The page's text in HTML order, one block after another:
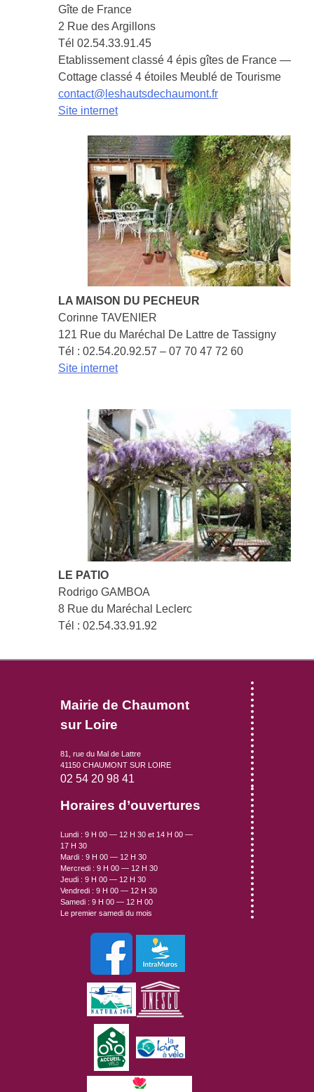
LA PAROISSE
CIMETIERE
CRÉMATORIUM
LA FIBRE
VIE ÉCONOMIQUE
BARS – RESTAURANTS
COMMERÇANTS
PORTAIL DES ENTREPRISES
TRAITEURS
VITICULTEURS
URBANISME
RÈGLEMENT DU PLAN LOCAL D'URBANISME
VOS CONSTRUCTIONS
SERVICES MÉDICAUX ET SOCIAUX
DON DU SANG
CIAS
PRÉSENCE VERTE
TRANSPORT À LA DEMANDE
FACE À LA MALADIE D'ALZHEIMER
ONCO 41
ADOC 41
RELAIS ASSISTANTES MATERNELLES
AGENCE RÉGIONALE DE SANTÉ
LOGEMENTS SOCIAUX
CPAM
ENVIRONNEMENT ET CADRE DE VIE
COLLECTE D'ORDURES MÉNAGÈRES - TRI
SÉLECTIF
RÉSEAUX
VIE ASSOCIATIVE
ASSOCIATION LA RENAISSANCE
CAP EVÈNEMENTS
PÉTANQUE CHAUMONTAISE
SECTION CYCLO LOISIRS
GYM DÉTENTE LOISIRS
ASCL SECTION FOOTBALL
RANDONNÉES VALLÉE DE LOIRE SUD
ENSEMBLE ET SOLIDAIRES UNPRA
ASSOCIATION DES PARENTS D'ÉLÈVES
USEP DE CHAUMONT SUR LOIRE
CHAUMONT AU FIL DU TEMPS
COMITÉ DES FÊTES
DOMAINE DES FRILEUSES
Gîte de France
2 Rue des Argillons
Tél 02.54.33.91.45
Etablissement classé 4 épis gîtes de France —
Cottage classé 4 étoiles Meublé de Tourisme
contact@leshautsdechaumont.fr
Site internet
LA MAISON DU PECHEUR
Corinne TAVENIER
121 Rue du Maréchal De Lattre de Tassigny
Tél : 02.54.20.92.57 – 07 70 47 72 60
Site internet
LE PATIO
Rodrigo GAMBOA
8 Rue du Maréchal Leclerc
Tél : 02.54.33.91.92
Mairie de Chaumont
sur Loire
81, rue du Mal de Lattre
41150 CHAUMONT SUR LOIRE
02 54 20 98 41
Horaires d’ouvertures
Lundi : 9 H 00 — 12 H 30 et 14 H 00 —
17 H 30
Mardi : 9 H 00 — 12 H 30
Mercredi : 9 H 00 — 12 H 30
Jeudi : 9 H 00 — 12 H 30
Vendredi : 9 H 00 — 12 H 30
Samedi : 9 H 00 — 12 H 00
Le premier samedi du mois